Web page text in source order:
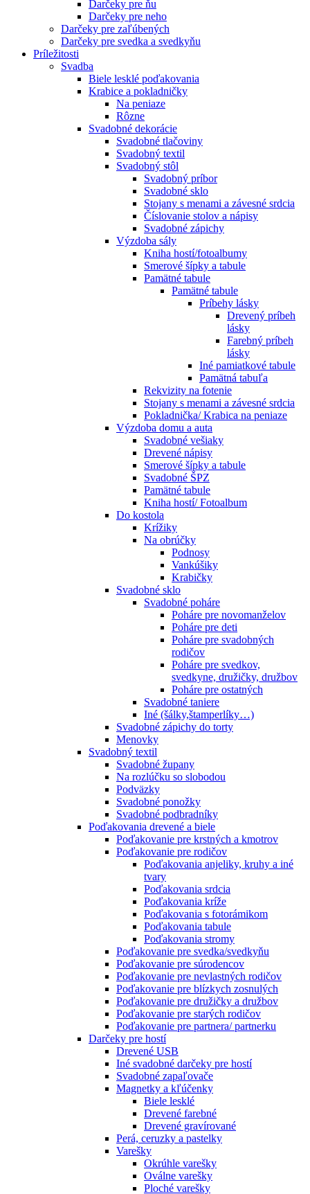
Darčeky pre ňu
Darčeky pre neho
Darčeky pre zaľúbených
Darčeky pre svedka a svedkyňu
Príležitosti
Svadba
Biele lesklé poďakovania
Krabice a pokladničky
Na peniaze
Rôzne
Svadobné dekorácie
Svadobné tlačoviny
Svadobný textil
Svadobný stôl
Svadobný príbor
Svadobné sklo
Stojany s menami a závesné srdcia
Číslovanie stolov a nápisy
Svadobné zápichy
Výzdoba sály
Kniha hostí/fotoalbumy
Smerové šípky a tabule
Pamätné tabule
Pamätné tabule
Príbehy lásky
Drevený príbeh
lásky
Farebný príbeh
lásky
Iné pamiatkové tabule
Pamätná tabuľa
Rekvizity na fotenie
Stojany s menami a závesné srdcia
Pokladnička/ Krabica na peniaze
Výzdoba domu a auta
Svadobné vešiaky
Drevené nápisy
Smerové šípky a tabule
Svadobné ŠPZ
Pamätné tabule
Kniha hostí/ Fotoalbum
Do kostola
Krížiky
Na obrúčky
Podnosy
Vankúšiky
Krabičky
Svadobné sklo
Svadobné poháre
Poháre pre novomanželov
Poháre pre deti
Poháre pre svadobných
rodičov
Poháre pre svedkov,
svedkyne, družičky, družbov
Poháre pre ostatných
Svadobné taniere
Iné (šálky,štamperlíky…)
Svadobné zápichy do torty
Menovky
Svadobný textil
Svadobné župany
Na rozlúčku so slobodou
Podväzky
Svadobné ponožky
Svadobné podbradníky
Poďakovania drevené a biele
Poďakovanie pre krstných a kmotrov
Poďakovanie pre rodičov
Poďakovania anjeliky, kruhy a iné
tvary
Poďakovania srdcia
Poďakovania kríže
Poďakovania s fotorámikom
Poďakovania tabule
Poďakovania stromy
Poďakovanie pre svedka/svedkyňu
Poďakovanie pre súrodencov
Poďakovanie pre nevlastných rodičov
Poďakovanie pre blízkych zosnulých
Poďakovanie pre družičky a družbov
Poďakovanie pre starých rodičov
Poďakovanie pre partnera/ partnerku
Darčeky pre hostí
Drevené USB
Iné svadobné darčeky pre hostí
Svadobné zapaľovače
Magnetky a kľúčenky
Biele lesklé
Drevené farebné
Drevené gravírované
Perá, ceruzky a pastelky
Varešky
Okrúhle varešky
Oválne varešky
Ploché varešky